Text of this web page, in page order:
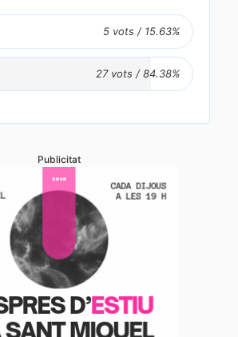
Publicitat